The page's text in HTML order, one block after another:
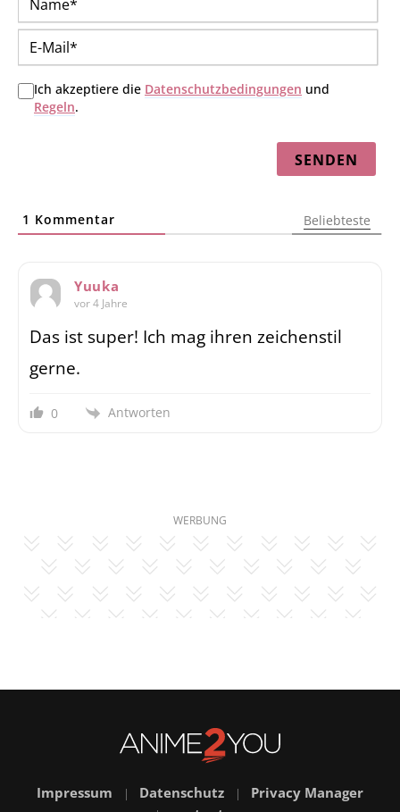
Ich akzeptiere die Datenschutzbedingungen und
Regeln.
1 Kommentar Beliebteste
Yuuka
vor 4 Jahre
Das ist super! Ich mag ihren zeichenstil
gerne.
0 Antworten
WERBUNG
Impressum | Datenschutz | Privacy Manager